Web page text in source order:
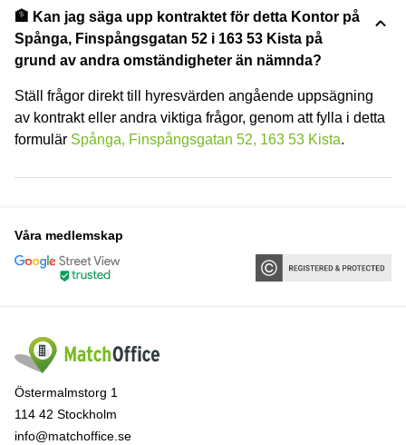
🏦 Kan jag säga upp kontraktet för detta Kontor på
Spånga, Finspångsgatan 52 i 163 53 Kista på
grund av andra omständigheter än nämnda?
Ställ frågor direkt till hyresvärden angående uppsägning
av kontrakt eller andra viktiga frågor, genom att fylla i detta
formulär Spånga, Finspångsgatan 52, 163 53 Kista.
Våra medlemskap
Östermalmstorg 1
114 42 Stockholm
info@matchoffice.se